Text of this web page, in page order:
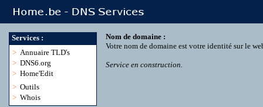
Services :
> Annuaire TLD's
> DNS6.org
> Home'Edit
> Outils
> Whois
Nom de domaine :
Votre nom de domaine est votre identité sur le
Service en construction.